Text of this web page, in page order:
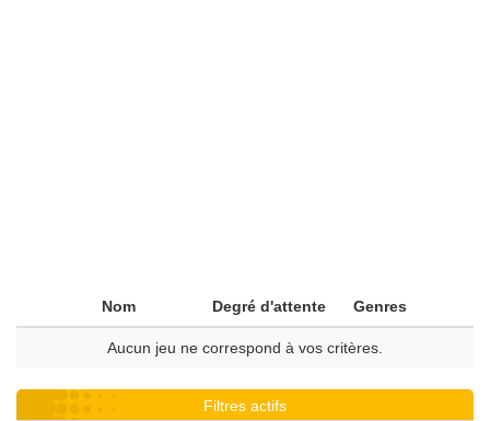
Nom Degré d'attente Genres
Aucun jeu ne correspond à vos critères.
Filtres actifs